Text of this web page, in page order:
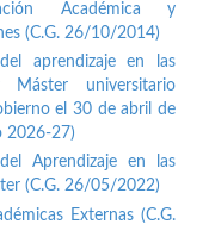
Académica y
(C.G. 26/10/2014)
aprendizaje en las
universitario
el 30 de abril de
2026-27)
Aprendizaje en las
(C.G. 26/05/2022)
Externas (C.G.